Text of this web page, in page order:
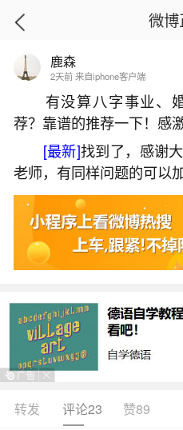
首页
济南七月
2026-07-07
生活中像济南七月十
微
鹿森
2天前 来自iphone客户端
有没算八字事业、婚
荐？靠谱的推荐一下！感激
[最新]找到了，感谢
老师，有同样问题的可以
转发 评论23 赞89